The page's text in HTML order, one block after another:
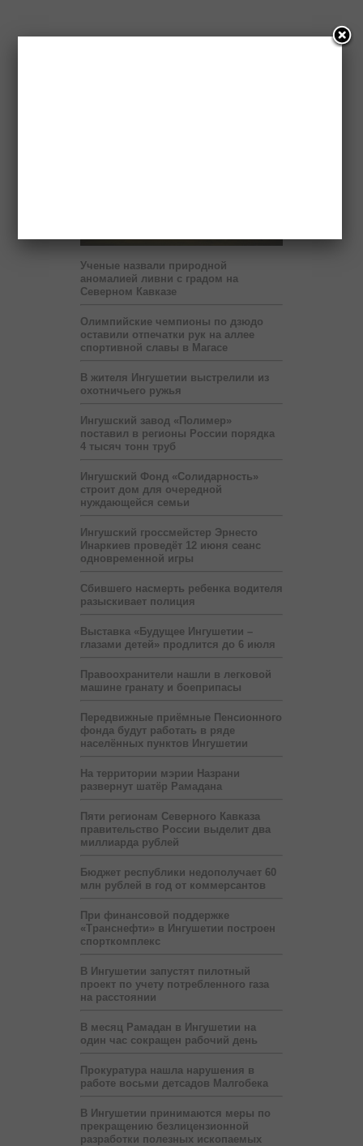
Ученые назвали природной
аномалией ливни с градом на
Северном Кавказе
Олимпийские чемпионы по дзюдо
оставили отпечатки рук на аллее
спортивной славы в Магасе
В жителя Ингушетии выстрелили из
охотничьего ружья
Ингушский завод «Полимер»
поставил в регионы России порядка
4 тысяч тонн труб
Ингушский Фонд «Солидарность»
строит дом для очередной
нуждающейся семьи
Ингушский гроссмейстер Эрнесто
Инаркиев проведёт 12 июня сеанс
одновременной игры
Сбившего насмерть ребенка водителя
разыскивает полиция
Выставка «Будущее Ингушетии –
глазами детей» продлится до 6 июля
Правоохранители нашли в легковой
машине гранату и боеприпасы
Передвижные приёмные Пенсионного
фонда будут работать в ряде
населённых пунктов Ингушетии
На территории мэрии Назрани
развернут шатёр Рамадана
Пяти регионам Северного Кавказа
правительство России выделит два
миллиарда рублей
Бюджет республики недополучает 60
млн рублей в год от коммерсантов
При финансовой поддержке
«Транснефти» в Ингушетии построен
спорткомплекс
В Ингушетии запустят пилотный
проект по учету потребленного газа
на расстоянии
В месяц Рамадан в Ингушетии на
один час сокращен рабочий день
Прокуратура нашла нарушения в
работе восьми детсадов Малгобека
В Ингушетии принимаются меры по
прекращению безлицензионной
разработки полезных ископаемых